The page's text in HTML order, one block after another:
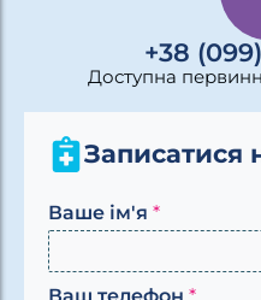
+38
Доступна
Записатися
К
о
м
Ваше ім'я *